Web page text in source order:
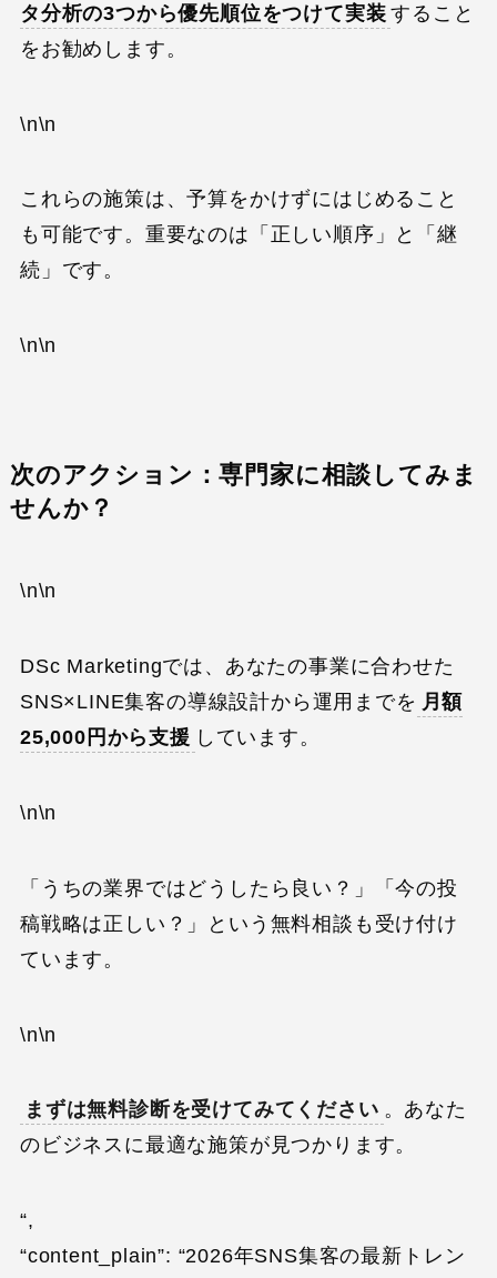
タ分析の3つから優先順位をつけて実装 すること
をお勧めします。
\n\n
これらの施策は、予算をかけずにはじめること
も可能です。重要なのは「正しい順序」と「継
続」です。
\n\n
次のアクション：専門家に相談してみま
せんか？
\n\n
DSc Marketingでは、あなたの事業に合わせた
SNS×LINE集客の導線設計から運用までを 月額
25,000円から支援 しています。
\n\n
「うちの業界ではどうしたら良い？」「今の投
稿戦略は正しい？」という無料相談も受け付け
ています。
\n\n
まずは無料診断を受けてみてください 。あなた
のビジネスに最適な施策が見つかります。
“,
“content_plain”: “2026年SNS集客の最新トレン